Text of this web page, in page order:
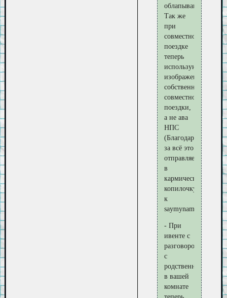
облапываний.
Так же
при
совместной
поездке
теперь
используются
изображения,
собственно,
совместной
поездки,
а не ава
НПС
(Благодарность
за всё это
отправляется
в
кармическую
копилочку
к
saymyname5)
- При
ивенте с
разговором
с
родственником
в вашей
комнате